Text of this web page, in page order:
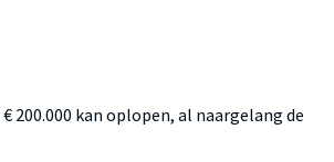
200.000 kan oplopen, al naargelang de